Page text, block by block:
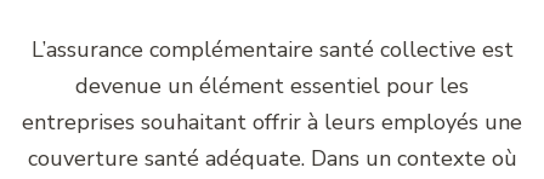
L’assurance complémentaire santé collective est
devenue un élément essentiel pour les
entreprises souhaitant offrir à leurs employés une
couverture santé adéquate. Dans un contexte où